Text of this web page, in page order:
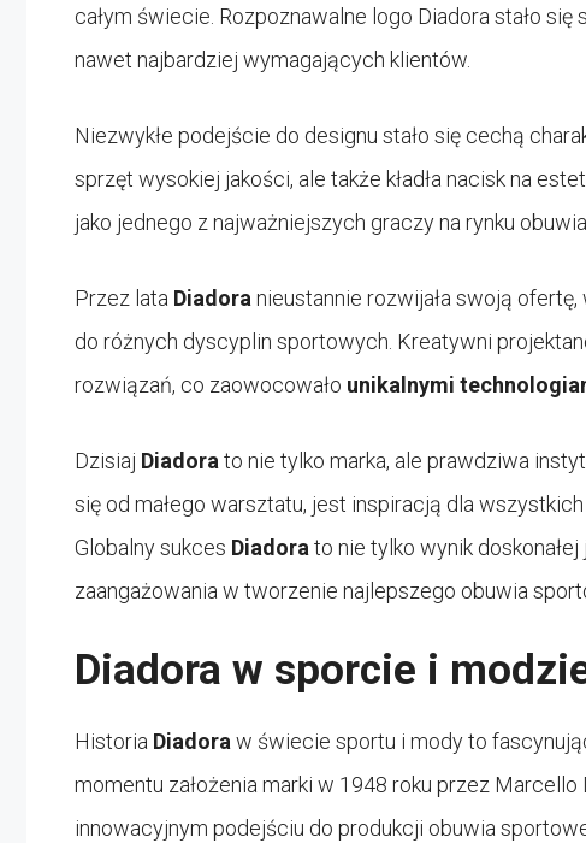
całym świecie. Rozpoznawalne logo Diadora stało
nawet najbardziej wymagających klientów.
Niezwykłe podejście do designu stało się cechą
sprzęt wysokiej jakości, ale także kładła nacisk na
jako jednego z najważniejszych graczy na rynku
Przez lata Diadoranieustannie rozwijała swoją
do różnych dyscyplin sportowych. Kreatywni
rozwiązań, co zaowocowało unikalnymi
Dzisiaj Diadorato nie tylko marka, ale prawdziwa
się od małego warsztatu, jest inspiracją dla
Globalny sukces Diadorato nie tylko wynik
zaangażowania w tworzenie najlepszego obuwia
Diadora w sporcie i
Historia Diadoraw świecie sportu i mody to
momentu założenia marki w 1948 roku przez Marcello
innowacyjnym podejściu do produkcji obuwia